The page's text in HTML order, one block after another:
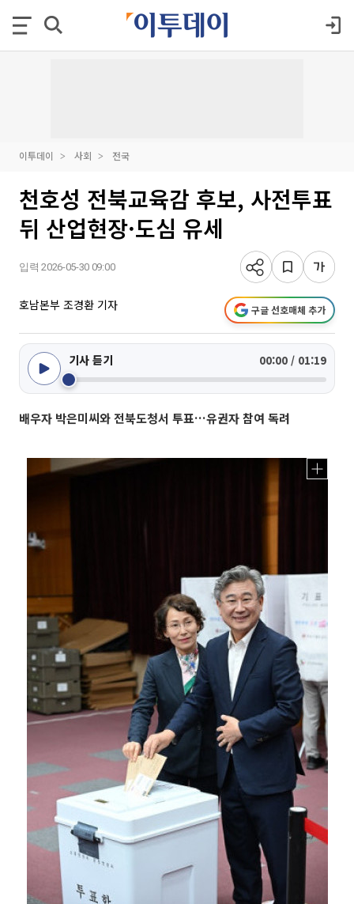
이투데이 사회 전국
천호성 전북교육감 후보, 사전투표
뒤 산업현장·도심 유세
입력 2026-05-30 09:00
호남본부 조경환 기자 구글 선호매체 추가
기사 듣기 00:00 / 01:19
배우자 박은미씨와 전북도청서 투표…유권자 참여 독려